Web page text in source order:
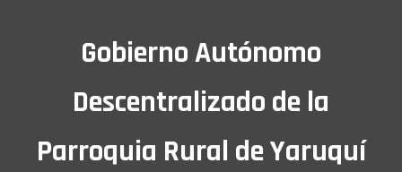
Gobierno Autónomo
Descentralizado de la
Parroquia Rural de Yaruquí